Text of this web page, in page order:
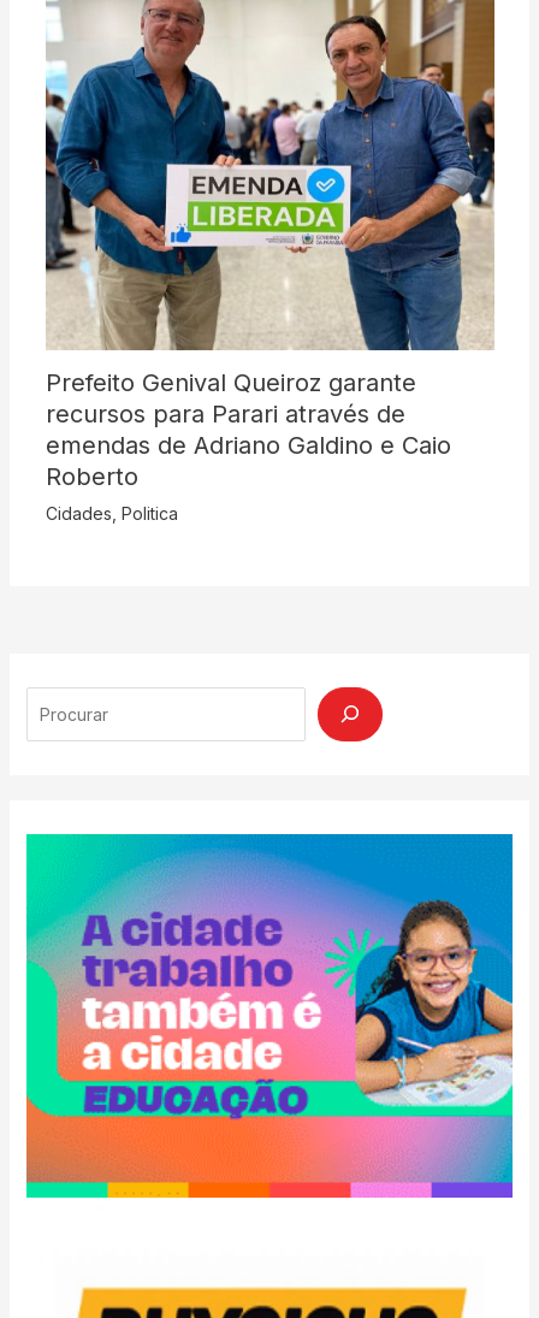
Prefeito Genival Queiroz garante
recursos para Parari através de
emendas de Adriano Galdino e Caio
Roberto
Cidades Politica